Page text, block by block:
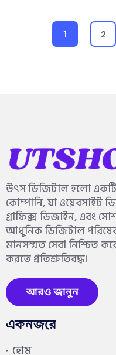
1 2
উৎস ডিজিটাল হলো
কোম্পানি, যা ওয়েবসাইট
গ্রাফিক্স ডিজাইন, এবং
আধুনিক ডিজিটাল
মানসম্মত সেবা নিশ্চিত
করতে প্রতিশ্রুতিবদ্ধ।
আরও জানুন
একনজরে
হোম